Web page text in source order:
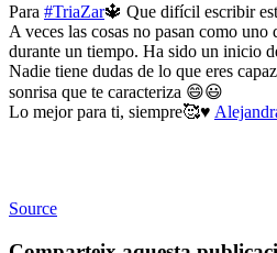
Para #TriaZar🔱 Que difícil escribir
A veces las cosas no pasan como
durante un tiempo. Ha sido un inicio
Nadie tiene dudas de lo que eres
sonrisa que te caracteriza 😄😃
Lo mejor para ti, siempre🥰♥️
Source